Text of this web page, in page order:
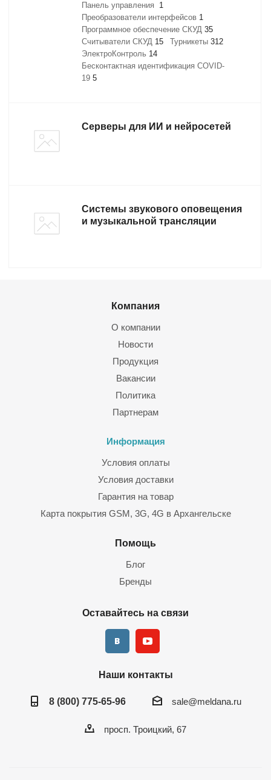
Панель управления 1
Преобразователи интерфейсов 1
Программное обеспечение СКУД 35
Считыватели СКУД 15 Турникеты 312
ЭлектроКонтроль 14
Бесконтактная идентификация COVID-
19 5
Серверы для ИИ и нейросетей
Системы звукового оповещения
и музыкальной трансляции
Компания
О компании
Новости
Продукция
Вакансии
Политика
Партнерам
Информация
Условия оплаты
Условия доставки
Гарантия на товар
Карта покрытия GSM, 3G, 4G в Архангельске
Помощь
Блог
Бренды
Оставайтесь на связи
Наши контакты
8 (800) 775-65-96 sale@meldana.ru
просп. Троицкий, 67